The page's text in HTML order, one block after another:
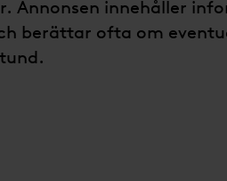
Annonsen innehåller
berättar ofta om